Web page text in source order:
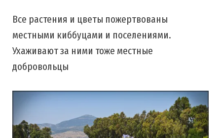
Все растения и цветы пожертвованы
местными киббуцами и поселениями.
Ухаживают за ними тоже местные
добровольцы